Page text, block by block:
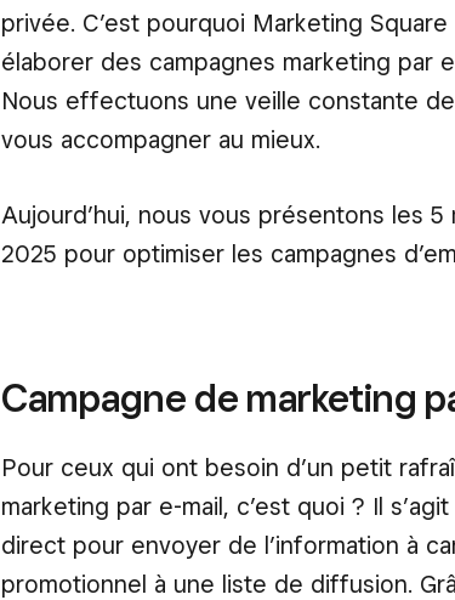
privée. C’est pourquoi Marketing
élaborer des campagnes marketing par
Nous effectuons une veille constante
vous accompagner au mieux.
Aujourd’hui, nous vous présentons les
2025 pour optimiser les campagnes
Campagne de marketing
Pour ceux qui ont besoin d’un petit
marketing par e-mail, c’est quoi ? Il
direct pour envoyer de l’information à
promotionnel à une liste de diffusion.